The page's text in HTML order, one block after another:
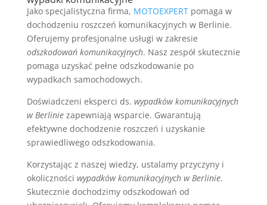
Jako specjalistyczna firma, MOTOEXPERTpomaga w
dochodzeniu roszczeń komunikacyjnych w Berlinie.
Oferujemy profesjonalne usługi w zakresie
odszkodowań komunikacyjnych. Nasz zespół skutecznie
pomaga uzyskać pełne odszkodowanie po
wypadkach samochodowych.
Doświadczeni eksperci ds. wypadków komunikacyjnych
w Berliniezapewniają wsparcie. Gwarantują
efektywne dochodzenie roszczeń i uzyskanie
sprawiedliwego odszkodowania.
Korzystając z naszej wiedzy, ustalamy przyczyny i
okoliczności wypadków komunikacyjnych w Berlinie.
Skutecznie dochodzimy odszkodowań od